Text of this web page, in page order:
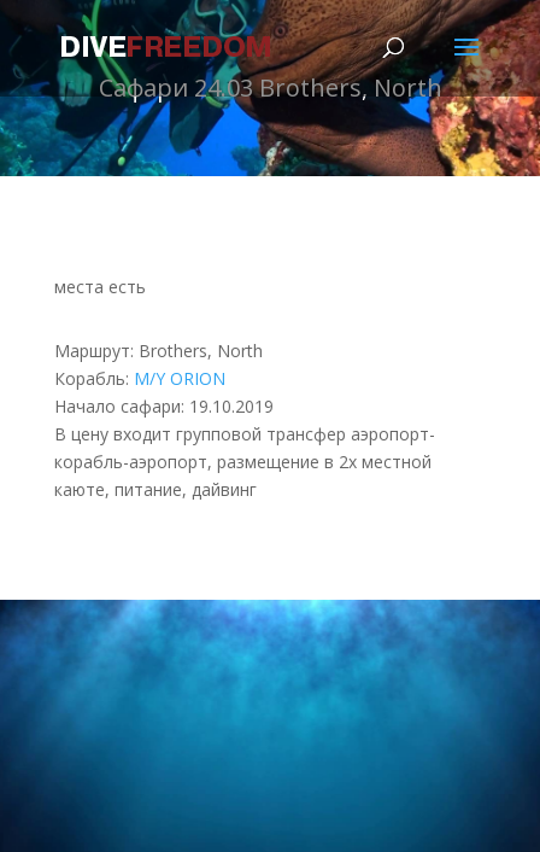
Сафари 24.03 Brothers, North
места есть
Маршрут: Brothers, North
Корабль: M/Y ORION
Начало сафари: 19.10.2019
В цену входит групповой трансфер аэропорт-
корабль-аэропорт, размещение в 2х местной
каюте, питание, дайвинг